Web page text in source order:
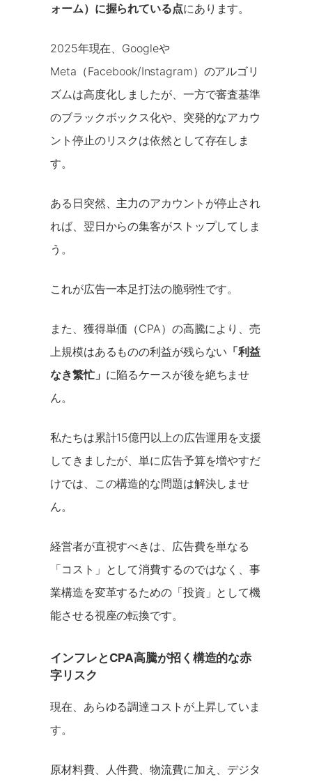
ォーム）に握られている点にあります。
2025年現在、Googleや
Meta（Facebook/Instagram）のアルゴリ
ズムは高度化しましたが、一方で審査基準
のブラックボックス化や、突発的なアカウ
ント停止のリスクは依然として存在しま
す。
ある日突然、主力のアカウントが停止され
れば、翌日からの集客がストップしてしま
う。
これが広告一本足打法の脆弱性です。
また、獲得単価（CPA）の高騰により、売
上規模はあるものの利益が残らない 「利益
なき繁忙」 に陥るケースが後を絶ちませ
ん。
私たちは累計15億円以上の広告運用を支援
してきましたが、単に広告予算を増やすだ
けでは、この構造的な問題は解決しませ
ん。
経営者が直視すべきは、広告費を単なる
「コスト」として消費するのではなく、事
業構造を変革するための「投資」として機
能させる視座の転換です。
インフレとCPA高騰が招く構造的な赤
字リスク
現在、あらゆる調達コストが上昇していま
す。
原材料費、人件費、物流費に加え、デジタ